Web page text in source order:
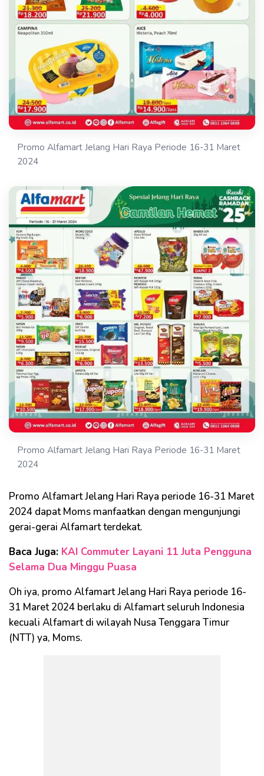
Promo Alfamart Jelang Hari Raya Periode 16-31 Maret
2024
Promo Alfamart Jelang Hari Raya Periode 16-31 Maret
2024
Promo Alfamart Jelang Hari Raya periode 16-31 Maret
2024 dapat Moms manfaatkan dengan mengunjungi
gerai-gerai Alfamart terdekat.
Baca Juga: KAI Commuter Layani 11 Juta Pengguna
Selama Dua Minggu Puasa
Oh iya, promo Alfamart Jelang Hari Raya periode 16-
31 Maret 2024 berlaku di Alfamart seluruh Indonesia
kecuali Alfamart di wilayah Nusa Tenggara Timur
(NTT) ya, Moms.